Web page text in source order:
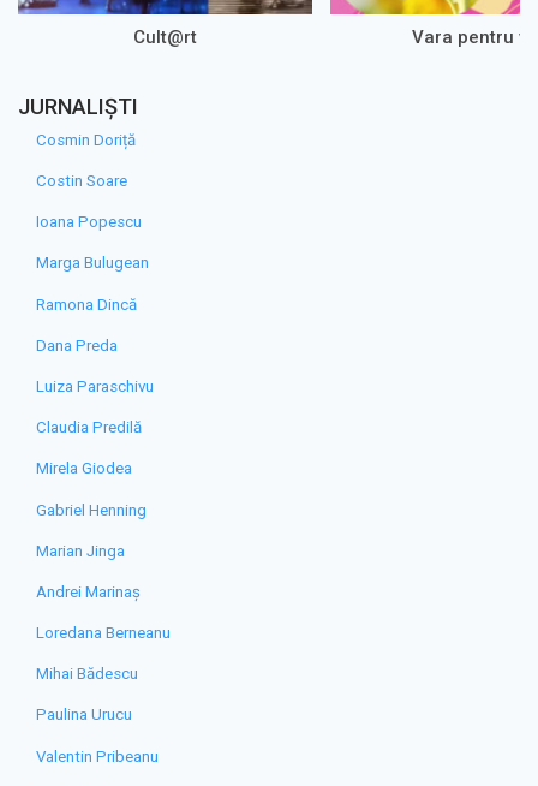
Cult@rt Vara pentru
JURNALIȘTI
Cosmin Doriță
Costin Soare
Ioana Popescu
Marga Bulugean
Ramona Dincă
Dana Preda
Luiza Paraschivu
Claudia Predilă
Mirela Giodea
Gabriel Henning
Marian Jinga
Andrei Marinaș
Loredana Berneanu
Mihai Bădescu
Paulina Urucu
Valentin Pribeanu